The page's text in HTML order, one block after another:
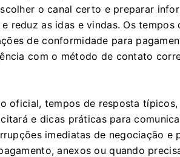
o canal certo e preparar
reduz as idas e vindas. Os
de conformidade para
com o método de contato
oficial, tempos de resposta
e dicas práticas para
imediatas de negociação e
anexos ou quando